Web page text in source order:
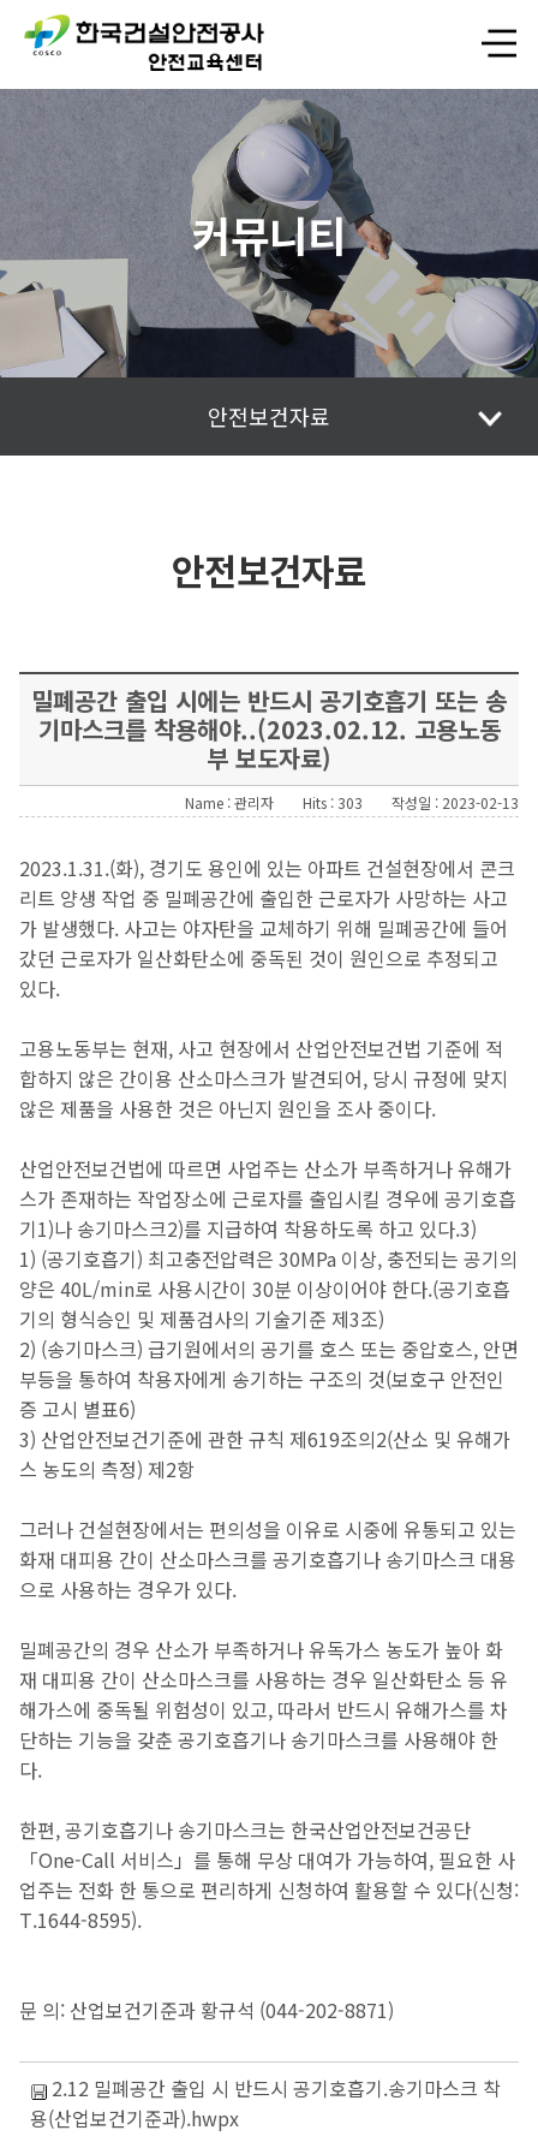
커뮤니티
안전보건자료
안전보건자료
밀폐공간 출입 시에는 반드시 공기호흡기 또는 송
기마스크를 착용해야..(2023.02.12. 고용노동
부 보도자료)
Name : 관리자 Hits : 303 작성일 : 2023-02-13
2023.1.31.(화), 경기도 용인에 있는 아파트 건설현장에서 콘크
리트 양생 작업 중 밀폐공간에 출입한 근로자가 사망하는 사고
가 발생했다. 사고는 야자탄을 교체하기 위해 밀폐공간에 들어
갔던 근로자가 일산화탄소에 중독된 것이 원인으로 추정되고
있다.
고용노동부는 현재, 사고 현장에서 산업안전보건법 기준에 적
합하지 않은 간이용 산소마스크가 발견되어, 당시 규정에 맞지
않은 제품을 사용한 것은 아닌지 원인을 조사 중이다.
산업안전보건법에 따르면 사업주는 산소가 부족하거나 유해가
스가 존재하는 작업장소에 근로자를 출입시킬 경우에 공기호흡
기1)나 송기마스크2)를 지급하여 착용하도록 하고 있다.3)
1) (공기호흡기) 최고충전압력은 30MPa 이상, 충전되는 공기의
양은 40L/min로 사용시간이 30분 이상이어야 한다.(공기호흡
기의 형식승인 및 제품검사의 기술기준 제3조)
2) (송기마스크) 급기원에서의 공기를 호스 또는 중압호스, 안면
부등을 통하여 착용자에게 송기하는 구조의 것(보호구 안전인
증 고시 별표6)
3) 산업안전보건기준에 관한 규칙 제619조의2(산소 및 유해가
스 농도의 측정) 제2항
그러나 건설현장에서는 편의성을 이유로 시중에 유통되고 있는
화재 대피용 간이 산소마스크를 공기호흡기나 송기마스크 대용
으로 사용하는 경우가 있다.
밀폐공간의 경우 산소가 부족하거나 유독가스 농도가 높아 화
재 대피용 간이 산소마스크를 사용하는 경우 일산화탄소 등 유
해가스에 중독될 위험성이 있고, 따라서 반드시 유해가스를 차
단하는 기능을 갖춘 공기호흡기나 송기마스크를 사용해야 한
다.
한편, 공기호흡기나 송기마스크는 한국산업안전보건공단
「One-Call 서비스」를 통해 무상 대여가 가능하여, 필요한 사
업주는 전화 한 통으로 편리하게 신청하여 활용할 수 있다(신청:
T.1644-8595).
문 의: 산업보건기준과 황규석 (044-202-8871)
2.12 밀폐공간 출입 시 반드시 공기호흡기.송기마스크 착
용(산업보건기준과).hwpx